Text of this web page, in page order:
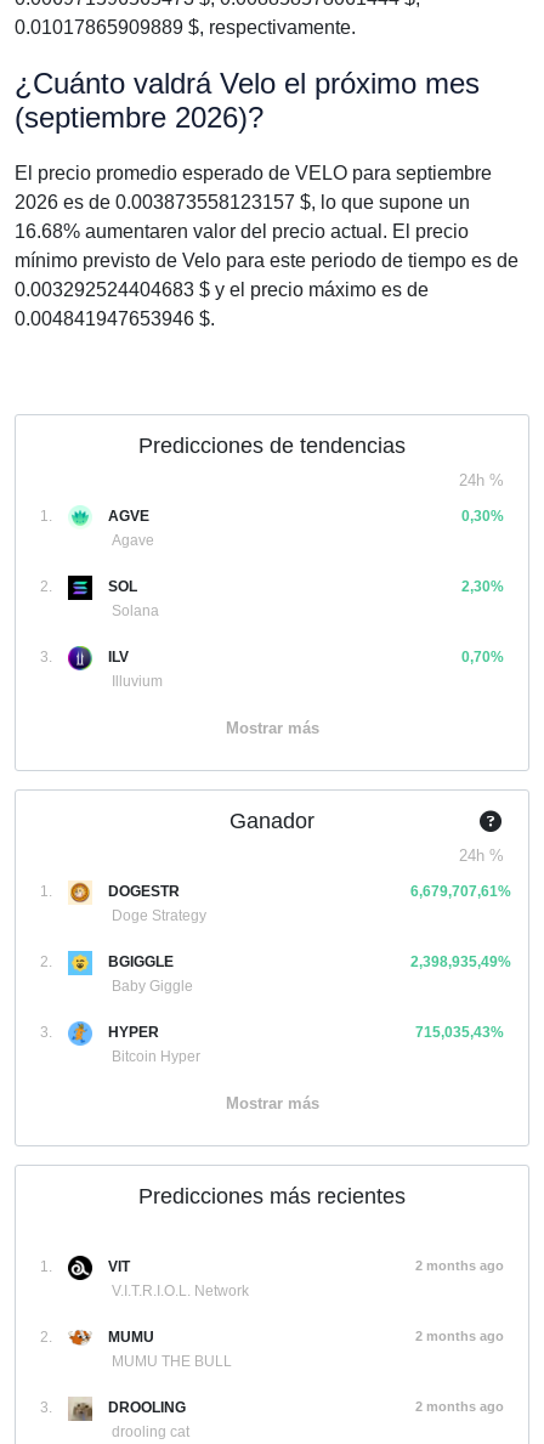
0.01017865909889 $, respectivamente.
¿Cuánto valdrá Velo el próximo mes
(septiembre 2026)?
El precio promedio esperado de VELO para septiembre
2026 es de 0.003873558123157 $, lo que supone un
16.68% aumentaren valor del precio actual. El precio
mínimo previsto de Velo para este periodo de tiempo es de
0.003292524404683 $ y el precio máximo es de
0.004841947653946 $.
Predicciones de tendencias
24h %
1.
AGVE
Agave
0,30%
2.
SOL
Solana
2,30%
3.
ILV
Illuvium
0,70%
Mostrar más
Ganador
24h %
1.
DOGESTR
Doge Strategy
6,679,707,61%
2.
BGIGGLE
Baby Giggle
2,398,935,49%
3.
HYPER
Bitcoin Hyper
715,035,43%
Mostrar más
Predicciones más recientes
1.
VIT
V.I.T.R.I.O.L. Network
2 months ago
2.
MUMU
MUMU THE BULL
2 months ago
3.
DROOLING
drooling cat
2 months ago